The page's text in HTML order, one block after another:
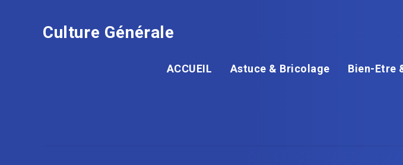
Culture Générale
ACCUEIL Astuce & Bricolage Bien-Etre